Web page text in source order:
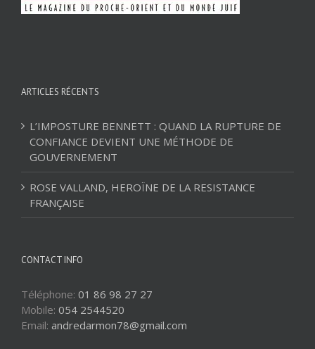
ARTICLES RÉCENTS
L’IMPOSTURE BENNETT : QUAND LA RUPTURE DE
CONFIANCE DEVIENT UNE MÉTHODE DE
GOUVERNEMENT
ROSE VALLAND, HEROÏNE DE LA RESISTANCE
FRANÇAISE
CONTACT INFO
Téléphone: 01 86 98 27 27
Mobile: 054 2544520
Email: andredarmon78@gmail.com